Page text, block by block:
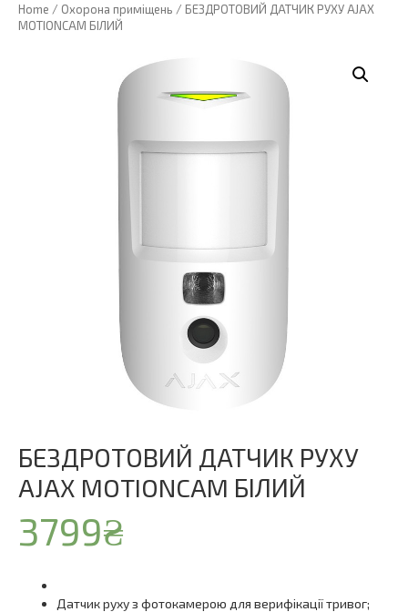
Home / Охорона приміщень / БЕЗДРОТОВИЙ ДАТЧИК РУХУ AJAX
MOTIONCAM БІЛИЙ
БЕЗДРОТОВИЙ ДАТЧИК РУХУ
AJAX MOTIONCAM БІЛИЙ
3799₴
Датчик руху з фотокамерою для верифікації тривог;